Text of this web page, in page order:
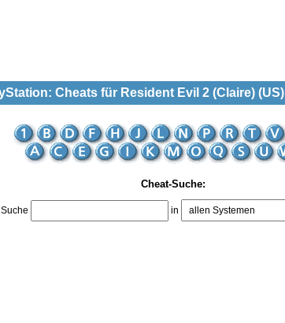
Cheats für Resident Evil 2 (Claire) (US)
Cheat-Suche:
Suche in